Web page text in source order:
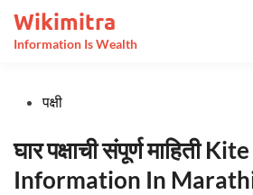
content
Wikimitra
Information Is Wealth
Posted
पक्षी
घार पक्षाची संपूर्ण माहिती
Information In